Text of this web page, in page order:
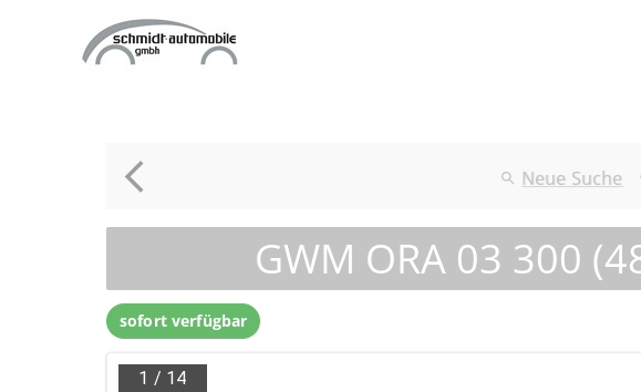
Neue Suche
GWM ORA 03 300
sofort verfügbar
1 / 14